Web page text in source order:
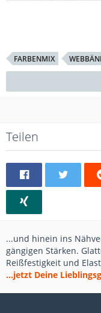
FARBENMIX
Teilen
...und hinein ins
gängigen Stärken.
Reißfestigkeit und
...jetzt Deine